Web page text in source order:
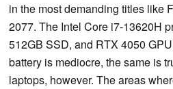
in the most demanding titles like
2077. The Intel Core i7-13620H
512GB SSD, and RTX 4050
battery is mediocre, the same is
laptops, however. The areas